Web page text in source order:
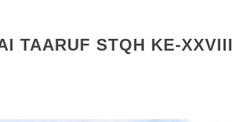
TAARUF STQH KE-XXVIII